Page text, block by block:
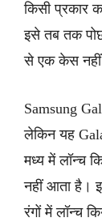
किसी प्रकार
इसे तब तक
से एक केस
Samsung
लेकिन यह
मध्य में लॉन्च
नहीं आता है।
रंगों में लॉन्च